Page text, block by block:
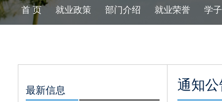
首 页 就业政策 部门介绍 就业荣誉 学
最新信息 通知